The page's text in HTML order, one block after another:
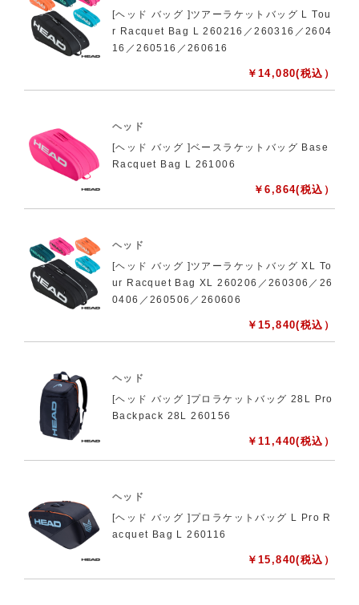
[ヘッド バッグ ]ツアーラケットバッグ L Tou
r Racquet Bag L 260216／260316／2604
16／260516／260616
￥ 14,080(税込）
ヘッド
[ヘッド バッグ ]ベースラケットバッグ Base
Racquet Bag L 261006
￥6,864(税込）
ヘッド
[ヘッド バッグ ]ツアーラケットバッグ XL To
ur Racquet Bag XL 260206／260306／26
0406／260506／260606
￥ 15,840(税込）
ヘッド
[ヘッド バッグ ]プロラケットバッグ 28L Pro
Backpack 28L 260156
￥ 11,440(税込）
ヘッド
[ヘッド バッグ ]プロラケットバッグ L Pro R
acquet Bag L 260116
￥ 15,840(税込）